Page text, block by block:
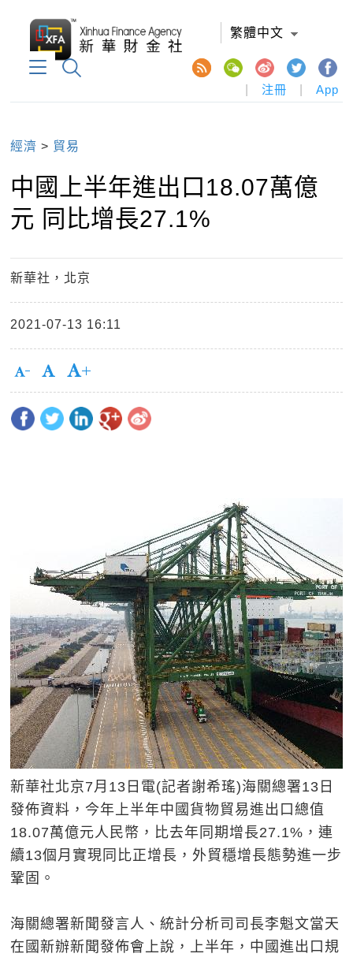
繁體中文
注冊 App
經濟 > 貿易
中國上半年進出口18.07萬億
元 同比增長27.1%
新華社，北京
2021-07-13 16:11
新華社北京7月13日電(記者謝希瑤)海關總署13日
發佈資料，今年上半年中國貨物貿易進出口總值
18.07萬億元人民幣，比去年同期增長27.1%，連
續13個月實現同比正增長，外貿穩增長態勢進一步
鞏固。
海關總署新聞發言人、統計分析司司長李魁文當天
在國新辦新聞發佈會上說，上半年，中國進出口規